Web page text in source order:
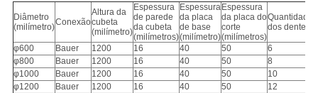
Diâmetro
(milímetro)Conexão
Altura da
cubeta
(milímetro)
Espessura
de parede
da cubeta
(milímetros)
Espessura
da placa
de base
(milímetro)
Espessura
da placa do
corte
(milímetros)
Quantidade
dos dentes
φ600 Bauer 1200 16 40 50 6
φ800
Bauer 1200 16 40 50 8
φ1000
Bauer 1200 16 40 50 10
φ1200
Bauer 1200 16 40 50 12